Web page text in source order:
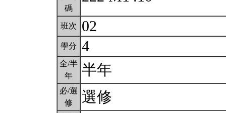
碼
班次 02
學分 4
全/半
年
半年
必/選
修
選修